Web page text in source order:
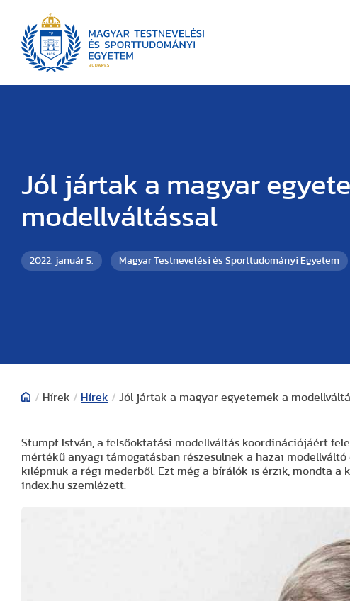
Jól jártak a magyar
modellváltással
2022. január 5. Magyar Testnevelési és Sporttudományi Egyetem
/ Hírek / Hírek / Jól jártak a magyar egyetemek a
Stumpf István, a felsőoktatási modellváltás koordinációjáért
mértékű anyagi támogatásban részesülnek a hazai
kilépniük a régi mederből. Ezt még a bírálók is érzik, mondta a
index.hu szemlézett.